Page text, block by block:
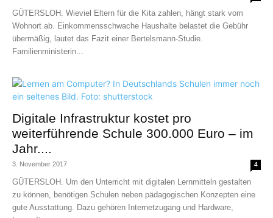
GÜTERSLOH. Wieviel Eltern für die Kita zahlen, hängt stark vom
Wohnort ab. Einkommensschwache Haushalte belastet die Gebühr
übermäßig, lautet das Fazit einer Bertelsmann-Studie.
Familienministerin...
Digitale Infrastruktur kostet pro
weiterführende Schule 300.000 Euro – im
Jahr....
3. November 2017 4
GÜTERSLOH. Um den Unterricht mit digitalen Lernmitteln gestalten
zu können, benötigen Schulen neben pädagogischen Konzepten eine
gute Ausstattung. Dazu gehören Internetzugang und Hardware,